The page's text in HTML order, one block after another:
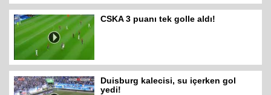
CSKA 3 puanı tek golle aldı!
Duisburg kalecisi, su içerken gol
yedi!